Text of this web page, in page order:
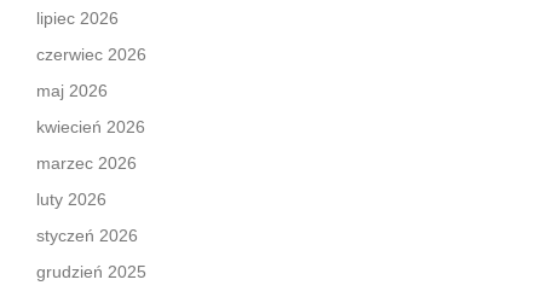
lipiec 2026
czerwiec 2026
maj 2026
kwiecień 2026
marzec 2026
luty 2026
styczeń 2026
grudzień 2025